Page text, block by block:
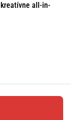
kreatívne all-in-